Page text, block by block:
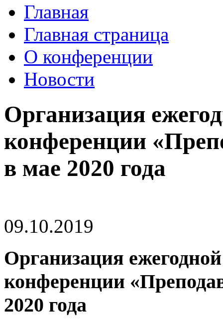
Главная
Главная страница
О конференции
Новости
Организация
конференции
в мае 2020 года
09.10.2019
Организация
конференции
2020 года